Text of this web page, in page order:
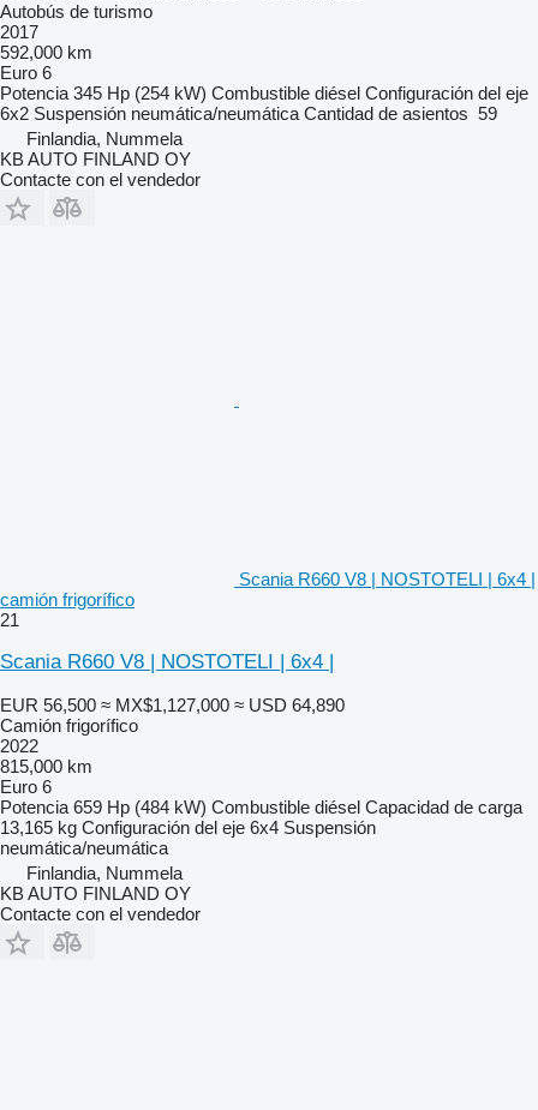
Autobús de turismo
2017
592,000 km
Euro 6
Potencia 345 Hp (254 kW) Combustible diésel Configuración del eje
6x2 Suspensión neumática/neumática Cantidad de asientos 59
Finlandia, Nummela
KB AUTO FINLAND OY
Contacte con el vendedor
Scania R660 V8 | NOSTOTELI | 6x4 |
camión frigorífico
21
Scania R660 V8 | NOSTOTELI | 6x4 |
EUR 56,500 ≈ MX$1,127,000 ≈ USD 64,890
Camión frigorífico
2022
815,000 km
Euro 6
Potencia 659 Hp (484 kW) Combustible diésel Capacidad de carga
13,165 kg Configuración del eje 6x4 Suspensión
neumática/neumática
Finlandia, Nummela
KB AUTO FINLAND OY
Contacte con el vendedor